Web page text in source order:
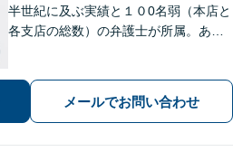
半世紀に及ぶ実績と１０0名弱（本店と
各支店の総数）の弁護士が所属。あな
務等に、的確に対処できる弁護士が迅
速な解決を目指します。
メールでお問い合わせ